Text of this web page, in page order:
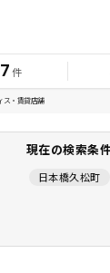
件
ス・賃貸店舗
現在の検索条
日本橋久松町